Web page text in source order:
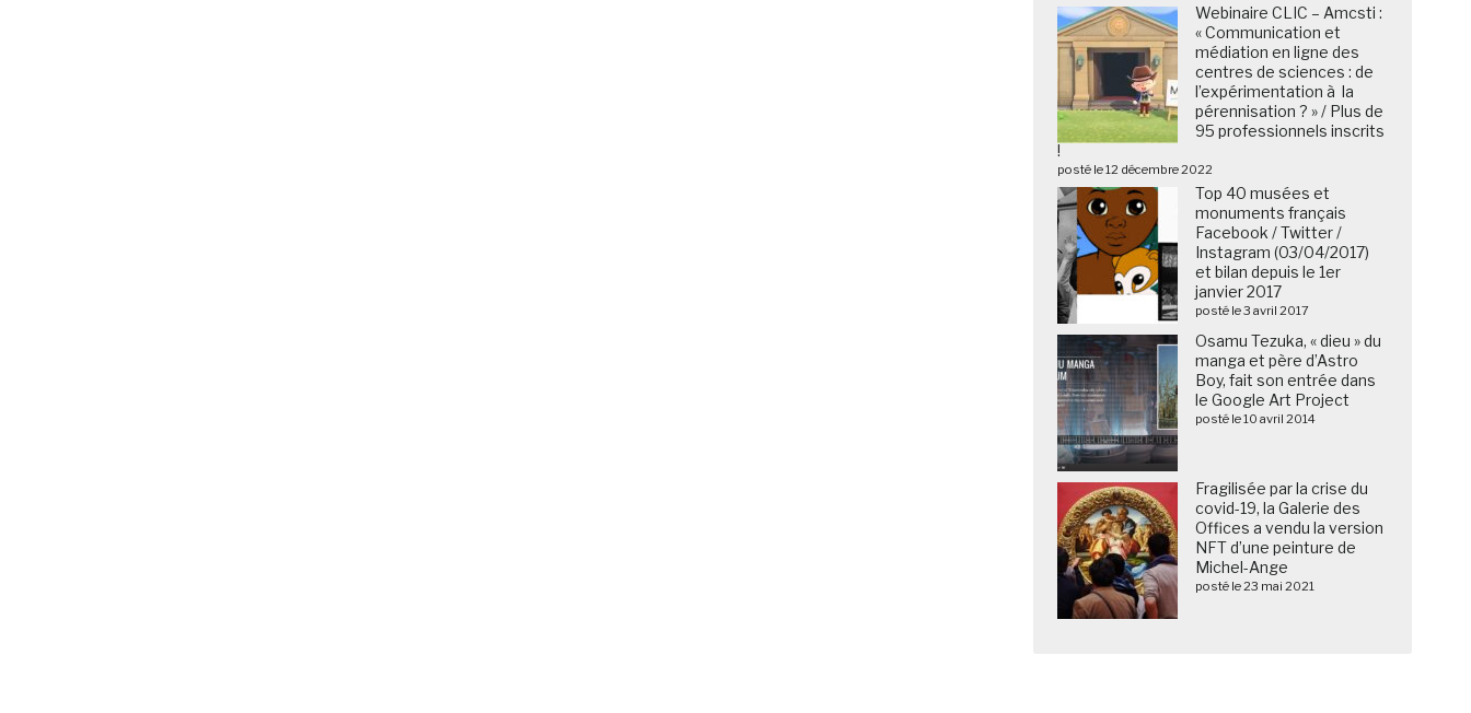
Webinaire CLIC – Amcsti :
« Communication et
médiation en ligne des
centres de sciences : de
l’expérimentation à la
pérennisation ? » / Plus de
95 professionnels inscrits
!
posté le 12 décembre 2022
Top 40 musées et
monuments français
Facebook / Twitter /
Instagram (03/04/2017)
et bilan depuis le 1er
janvier 2017
posté le 3 avril 2017
Osamu Tezuka, « dieu » du
manga et père d’Astro
Boy, fait son entrée dans
le Google Art Project
posté le 10 avril 2014
Fragilisée par la crise du
covid-19, la Galerie des
Offices a vendu la version
NFT d’une peinture de
Michel-Ange
posté le 23 mai 2021